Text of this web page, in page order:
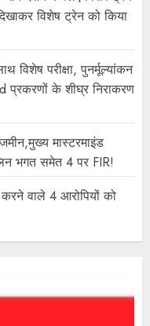
विशेष ट्रेन को किया
विशेष परीक्षा, पुनर्मूल्यांकन
प्रकरणों के शीघ्र निराकरण
मास्टरमाइंड
भगत समेत 4 पर FIR!
वाले 4 आरोपियों को